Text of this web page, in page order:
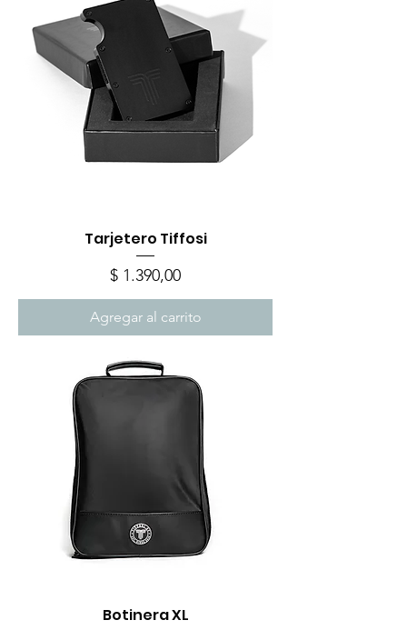
Tarjetero Tiffosi
Precio
$ 1.390,00
Agregar al carrito
Botinera XL